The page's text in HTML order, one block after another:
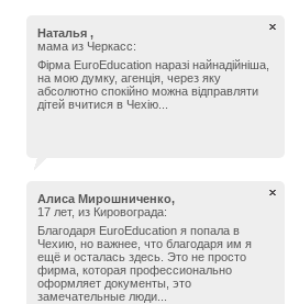
Наталья ,
мама из Черкасс:
Фірма EuroEducation наразі найнадійніша,
на мою думку, агенція, через яку
абсолютно спокійно можна відправляти
дітей вчитися в Чехію...
Алиса Мирошниченко,
17 лет, из Кировограда:
Благодаря EuroEducation я попала в
Чехию, но важнее, что благодаря им я
ещё и осталась здесь. Это не просто
фирма, которая профессионально
оформляет документы, это
замечательные люди...